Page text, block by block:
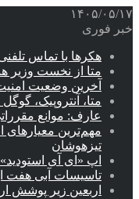
۱۴۰۵/۰۵/۱۷
خبر فوری
هکرها با تماس
متا از نخست وزیر
آخرین وضعیت
متا، آنتروپیک،
عارف: موانع
مهم‌ترین
تیزهوشان
اپ «ای آی
تاسیسات آبی هفت
اربعین زیر پوشش